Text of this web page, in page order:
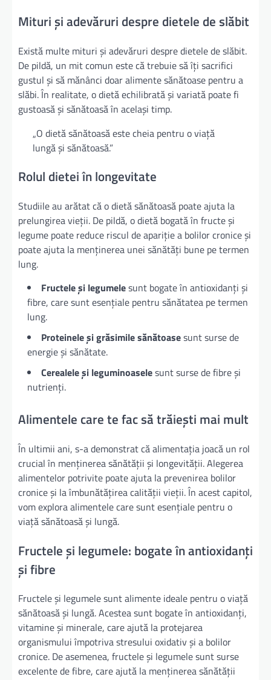
Mituri și adevăruri despre dietele de slăbit
Există multe mituri și adevăruri despre dietele de slăbit.
De pildă, un mit comun este că trebuie să îți sacrifici
gustul și să mănânci doar alimente sănătoase pentru a
slăbi. În realitate, o dietă echilibrată și variată poate fi
gustoasă și sănătoasă în același timp.
„O dietă sănătoasă este cheia pentru o viață
lungă și sănătoasă.”
Rolul dietei în longevitate
Studiile au arătat că o dietă sănătoasă poate ajuta la
prelungirea vieții. De pildă, o dietă bogată în fructe și
legume poate reduce riscul de apariție a bolilor cronice și
poate ajuta la menținerea unei sănătăți bune pe termen
lung.
Fructele și legumelesunt bogate în antioxidanți și
fibre, care sunt esențiale pentru sănătatea pe termen
lung.
Proteinele și grăsimile sănătoasesunt surse de
energie și sănătate.
Cerealele și leguminoaselesunt surse de fibre și
nutrienți.
Alimentele care te fac să trăiești mai mult
În ultimii ani, s-a demonstrat că alimentația joacă un rol
crucial în menținerea sănătății și longevității. Alegerea
alimentelor potrivite poate ajuta la prevenirea bolilor
cronice și la îmbunătățirea calității vieții. În acest capitol,
vom explora alimentele care sunt esențiale pentru o
viață sănătoasă și lungă.
Fructele și legumele: bogate în antioxidanți
și fibre
Fructele și legumele sunt alimente ideale pentru o viață
sănătoasă și lungă. Acestea sunt bogate în antioxidanți,
vitamine și minerale, care ajută la protejarea
organismului împotriva stresului oxidativ și a bolilor
cronice. De asemenea, fructele și legumele sunt surse
excelente de fibre, care ajută la menținerea sănătății